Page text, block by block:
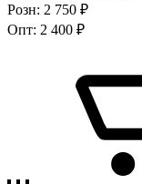
Розн: 2 750 ₽
Опт: 2 400 ₽